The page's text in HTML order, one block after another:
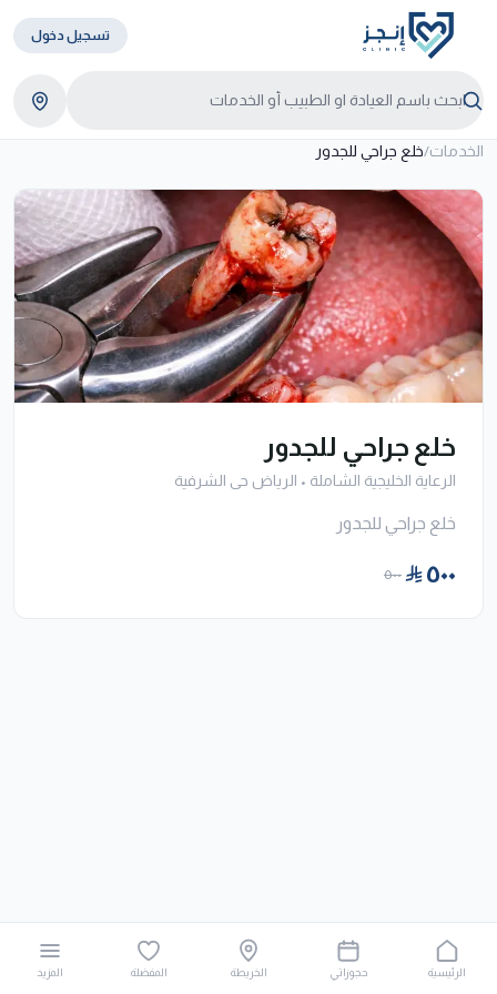
تسجيل دخول
الخدمات/خلع جراحي للجدور
خلع جراحي للجدور
الرعاية الخليجية الشاملة • الرياض حى الشرفية
خلع جراحي للجدور
٥٠٠ ٥٠٠
الرئيسية حجوزاتي الخريطة المفضلة المزيد